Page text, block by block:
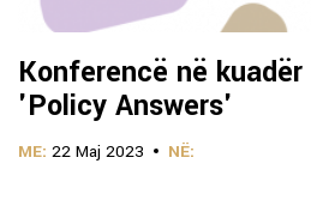
Konferencë në
'Policy Answers'
ME: 22 Maj 2023 NË: